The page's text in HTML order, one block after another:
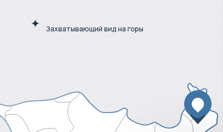
Захватывающий вид на горы